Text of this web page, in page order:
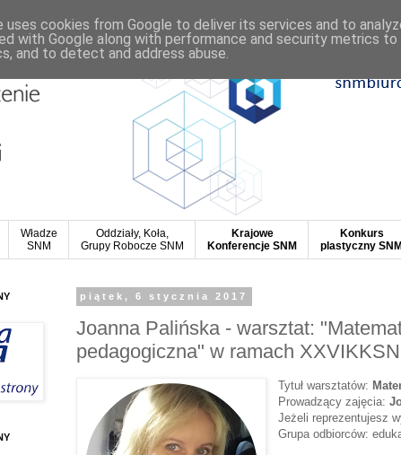
Władze
SNM
Oddziały, Koła,
Grupy Robocze SNM
Krajowe
Konferencje SNM
Konkurs
plastyczny SNM
piątek, 6 stycznia 2017
Joanna Palińska - warsztat:
pedagogiczna" w ramach
Tytuł warsztatów:
Prowadzący zajęcia:
Jeżeli reprezentujesz
Grupa odbiorców:
uses cookies from Google to deliver its services and to
with Google along with performance and security metrics
and to detect and address abuse.